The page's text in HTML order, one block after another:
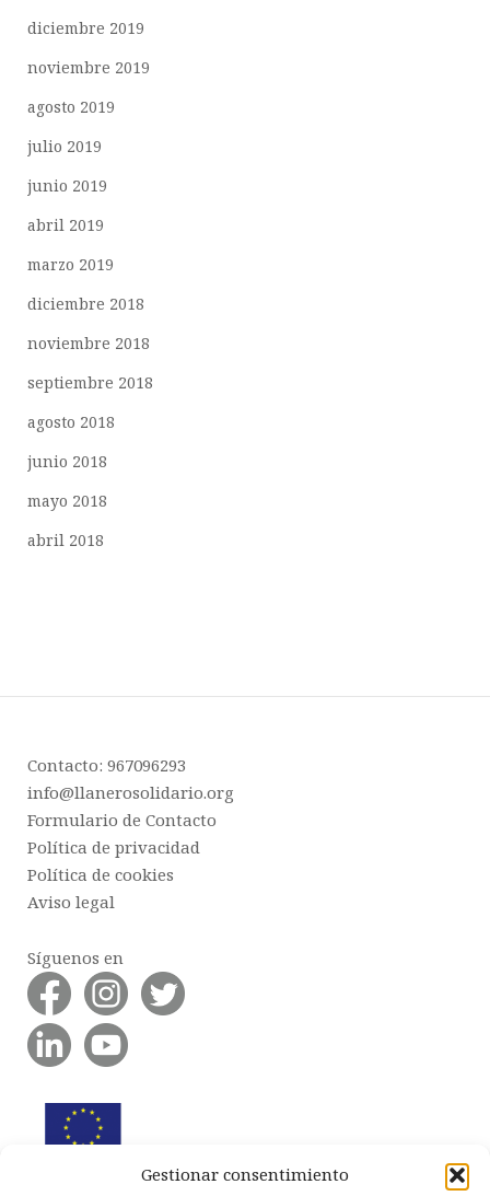
Gestionar consentimiento
diciembre 2019
noviembre 2019
agosto 2019
julio 2019
junio 2019
abril 2019
marzo 2019
diciembre 2018
noviembre 2018
septiembre 2018
agosto 2018
junio 2018
mayo 2018
abril 2018
Contacto: 967096293
info@llanerosolidario.org
Formulario de Contacto
Política de privacidad
Política de cookies
Aviso legal
Síguenos en